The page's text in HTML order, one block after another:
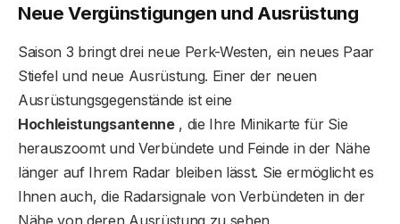
Neue Vergünstigungen und Ausrüstung
Saison 3 bringt drei neue Perk-Westen, ein neues Paar
Stiefel und neue Ausrüstung. Einer der neuen
Ausrüstungsgegenstände ist eine
Hochleistungsantenne, die Ihre Minikarte für Sie
herauszoomt und Verbündete und Feinde in der Nähe
länger auf Ihrem Radar bleiben lässt. Sie ermöglicht es
Ihnen auch, die Radarsignale von Verbündeten in der